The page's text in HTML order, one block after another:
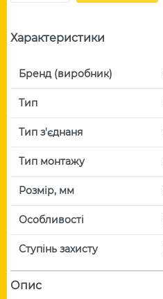
Характеристики
Бренд (виробник)
Тип
Тип з'єднаня
Тип монтажу
Розмір, мм
Особливості
Ступінь захисту
Опис